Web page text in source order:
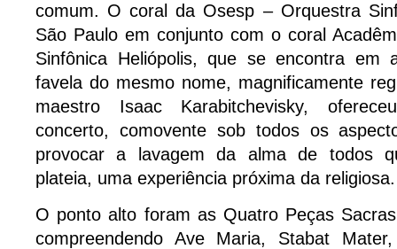
comum. O coral da Osesp – Orquestra
São Paulo em conjunto com o coral
Sinfônica Heliópolis, que se encontra em
favela do mesmo nome, magnificamente
maestro Isaac Karabitchevisky,
concerto, comovente sob todos os
provocar a lavagem da alma de todos
plateia, uma experiência próxima da religiosa.
O ponto alto foram as Quatro Peças
compreendendo Ave Maria, Stabat